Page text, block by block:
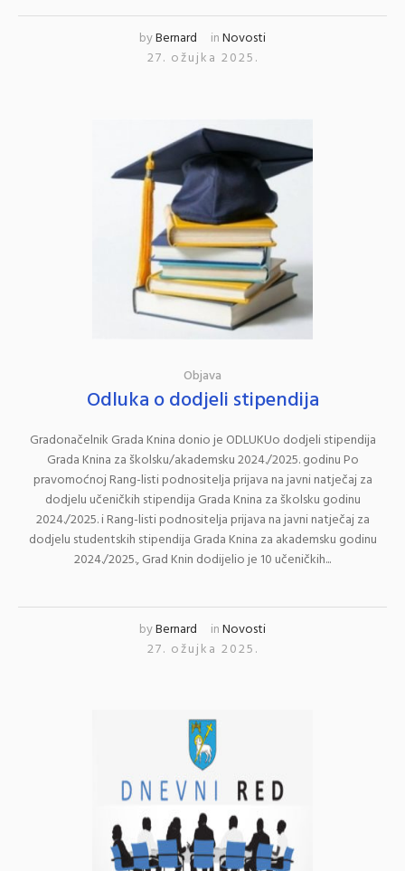
byBernard inNovosti
27. ožujka 2025.
Objava
Odluka o dodjeli stipendija
Gradonačelnik Grada Knina donio je ODLUKUo dodjeli stipendija
Grada Knina za školsku/akademsku 2024./2025. godinu Po
pravomoćnoj Rang-listi podnositelja prijava na javni natječaj za
dodjelu učeničkih stipendija Grada Knina za školsku godinu
2024./2025. i Rang-listi podnositelja prijava na javni natječaj za
dodjelu studentskih stipendija Grada Knina za akademsku godinu
2024./2025., Grad Knin dodijelio je 10 učeničkih...
byBernard inNovosti
27. ožujka 2025.